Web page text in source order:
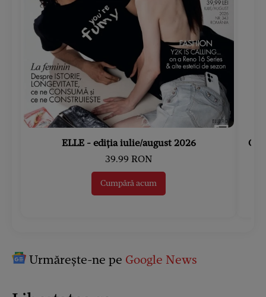
ELLE - ediția iulie/august 2026
39.99 RON
Cumpără acum
Urmărește-ne pe Google News